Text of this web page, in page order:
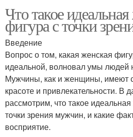
Что такое
фигура с точки
Введение
Вопрос о том, какая женская
идеальной, волновал умы людей
Мужчины, как и женщины, имеют
красоте и привлекательности. В
рассмотрим, что такое
точки зрения мужчин, и какие
восприятие.